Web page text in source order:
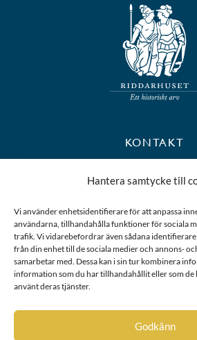
Hantera samtycke till
Vi använder enhetsidentifierare för att anpassa
användarna, tillhandahålla funktioner för sociala
trafik. Vi vidarebefordrar även sådana
från din enhet till de sociala medier och annons-
samarbetar med. Dessa kan i sin tur kombinera
information som du har tillhandahållit eller som de
använt deras tjänster.
Godkänn
KONTAKT
BESÖKS- OCH
Riddarhustorget
Karta